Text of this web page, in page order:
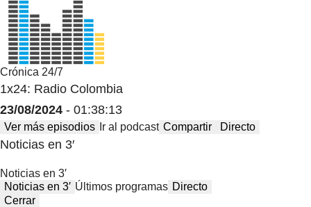
Crónica 24/7
1x24: Radio Colombia
23/08/2024 - 01:38:13
Ver más episodios Ir al podcast Compartir Directo
Noticias en 3′
Noticias en 3′
Noticias en 3′ Últimos programas Directo
Cerrar